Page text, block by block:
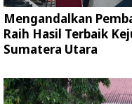
Mengandalkan
Raih Hasil Terbaik
Sumatera Utara